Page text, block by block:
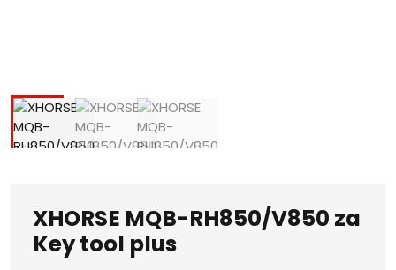
XHORSE MQB-RH850/V850 za
Key tool plus